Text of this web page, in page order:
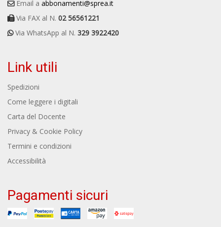
Email a abbonamenti@sprea.it
Via FAX al N. 02 56561221
Via WhatsApp al N. 329 3922420
Link utili
Spedizioni
Come leggere i digitali
Carta del Docente
Privacy & Cookie Policy
Termini e condizioni
Accessibilità
Pagamenti sicuri